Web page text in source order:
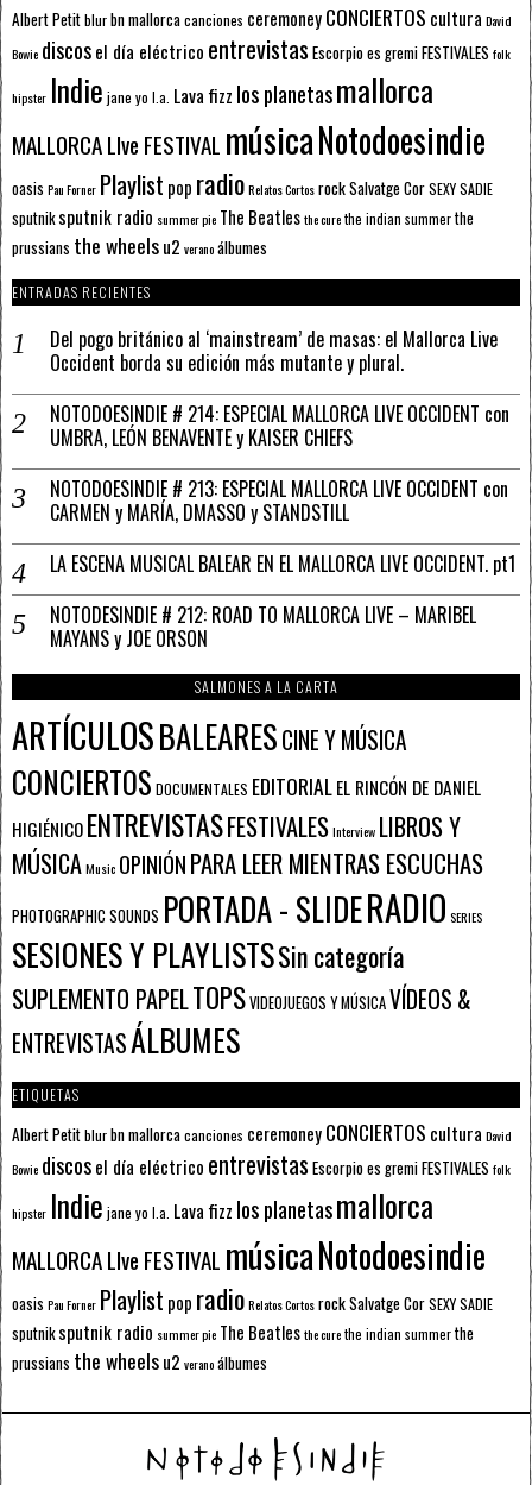
Albert Petitblurbn mallorcacanciones ceremoneyCONCIERTOS cultura David
Bowie discosel día eléctrico entrevistas Escorpioes gremiFESTIVALES folk
hipster Indie jane yo l.a. Lava fizz los planetasmallorca
MALLORCA LIve FESTIVAL músicaNotodoesindie
oasis Pau Forner Playlist pop radioRelatos CortosrockSalvatge CorSEXY SADIE
sputnik sputnik radio summer pie The Beatlesthe curethe indian summerthe
prussians the wheelsu2 veranoálbumes
ENTRADAS RECIENTES
Del pogo británico al ‘mainstream’ de masas: el Mallorca Live
Occident borda su edición más mutante y plural.
NOTODOESINDIE # 214: ESPECIAL MALLORCA LIVE OCCIDENT con
UMBRA, LEÓN BENAVENTE y KAISER CHIEFS
NOTODOESINDIE # 213: ESPECIAL MALLORCA LIVE OCCIDENT con
CARMEN y MARÍA, DMASSO y STANDSTILL
LA ESCENA MUSICAL BALEAR EN EL MALLORCA LIVE OCCIDENT. pt1
NOTODESINDIE # 212: ROAD TO MALLORCA LIVE – MARIBEL
MAYANS y JOE ORSON
SALMONES A LA CARTA
ARTÍCULOSBALEARESCINE Y MÚSICA
CONCIERTOS DOCUMENTALES EDITORIALEL RINCÓN DE DANIEL
HIGIÉNICOENTREVISTASFESTIVALESInterview LIBROS Y
MÚSICAMusic OPINIÓNPARA LEER MIENTRAS ESCUCHAS
PHOTOGRAPHIC SOUNDS PORTADA - SLIDERADIO SERIES
SESIONES Y PLAYLISTSSin categoría
SUPLEMENTO PAPELTOPSVIDEOJUEGOS Y MÚSICAVÍDEOS &
ENTREVISTASÁLBUMES
ETIQUETAS
Albert Petitblurbn mallorcacanciones ceremoneyCONCIERTOS cultura David
Bowie discosel día eléctrico entrevistas Escorpioes gremiFESTIVALES folk
hipster Indie jane yo l.a. Lava fizz los planetasmallorca
MALLORCA LIve FESTIVAL músicaNotodoesindie
oasis Pau Forner Playlist pop radioRelatos CortosrockSalvatge CorSEXY SADIE
sputnik sputnik radio summer pie The Beatlesthe curethe indian summerthe
prussians the wheelsu2 veranoálbumes